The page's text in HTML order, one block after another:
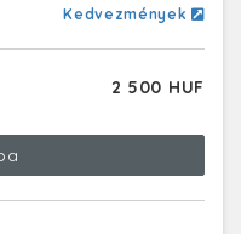
Kedvezmények
2 500 HUF